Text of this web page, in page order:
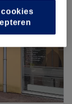
Gesloten
Gesloten
10:00
by Meri,
Stadhuis train